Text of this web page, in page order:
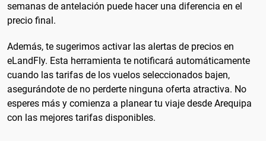
semanas de antelación puede hacer una diferencia en el
precio final.
Además, te sugerimos activar las alertas de precios en
eLandFly. Esta herramienta te notificará automáticamente
cuando las tarifas de los vuelos seleccionados bajen,
asegurándote de no perderte ninguna oferta atractiva. No
esperes más y comienza a planear tu viaje desde Arequipa
con las mejores tarifas disponibles.